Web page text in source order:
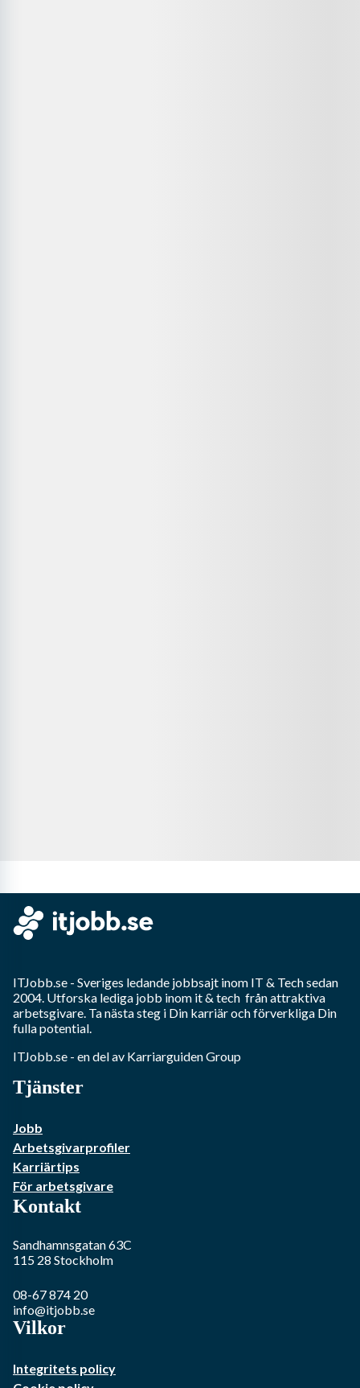
ITJobb.se - Sveriges ledande jobbsajt inom IT & Techsedan
2004. Utforska lediga jobb inom it & tech från attraktiva
arbetsgivare. Ta nästa steg i Din karriär och förverkliga Din
fulla potential.
ITJobb.se - en del av Karriarguiden Group
Tjänster
Jobb
Arbetsgivarprofiler
Karriärtips
För arbetsgivare
Kontakt
Sandhamnsgatan 63C
115 28 Stockholm
08-67 874 20
info@itjobb.se
Vilkor
Integritets policy